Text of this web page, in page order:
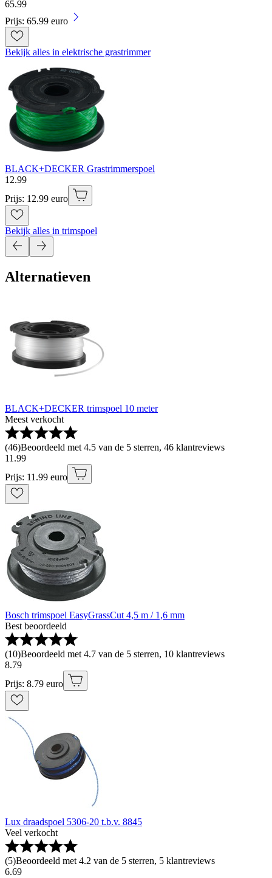
65.99
Prijs: 65.99 euro
Bekijk alles in elektrische grastrimmer
BLACK+DECKER Grastrimmerspoel
12.99
Prijs: 12.99 euro
Bekijk alles in trimspoel
Alternatieven
BLACK+DECKER trimspoel 10 meter
Meest verkocht
(46)Beoordeeld met 4.5 van de 5 sterren, 46 klantreviews
11 .99
Prijs: 11.99 euro
Bosch trimspoel EasyGrassCut 4,5 m / 1,6 mm
Best beoordeeld
(10)Beoordeeld met 4.7 van de 5 sterren, 10 klantreviews
8.79
Prijs: 8.79 euro
Lux draadspoel 5306-20 t.b.v. 8845
Veel verkocht
(5)Beoordeeld met 4.2 van de 5 sterren, 5 klantreviews
6.69